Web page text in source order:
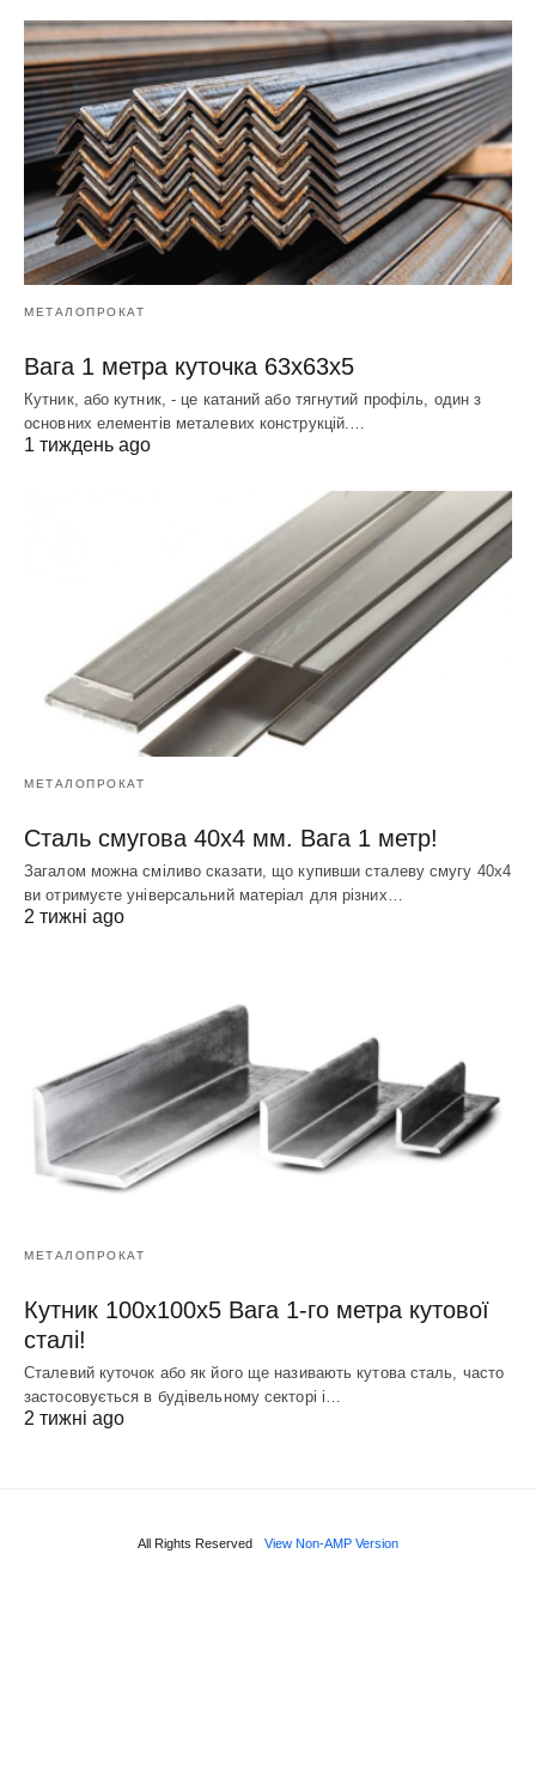
МЕТАЛОПРОКАТ
Вага 1 метра куточка 63х63х5
Кутник, або кутник, - це катаний або тягнутий профіль, один з
основних елементів металевих конструкцій.…
1 тиждень ago
МЕТАЛОПРОКАТ
Сталь смугова 40х4 мм. Вага 1 метр!
Загалом можна сміливо сказати, що купивши сталеву смугу 40х4
ви отримуєте універсальний матеріал для різних…
2 тижні ago
МЕТАЛОПРОКАТ
Кутник 100х100х5 Вага 1-го метра кутової
сталі!
Сталевий куточок або як його ще називають кутова сталь, часто
застосовується в будівельному секторі і…
2 тижні ago
All Rights Reserved View Non-AMP Version